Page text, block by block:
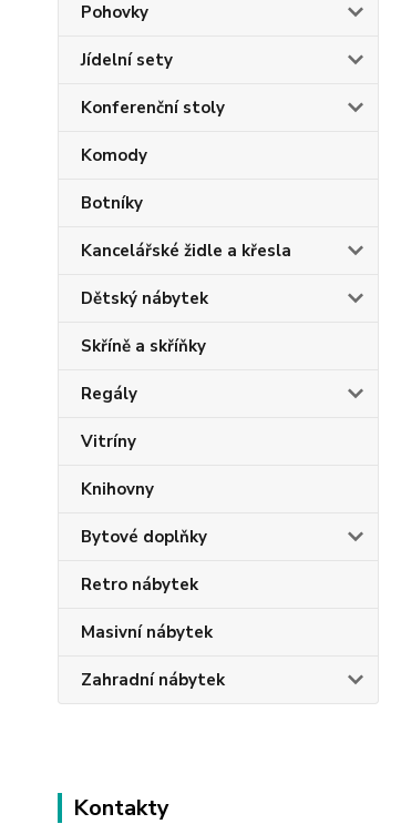
Pohovky
Jídelní sety
Konferenční stoly
Komody
Botníky
Kancelářské židle a křesla
Dětský nábytek
Skříně a skříňky
Regály
Vitríny
Knihovny
Bytové doplňky
Retro nábytek
Masivní nábytek
Zahradní nábytek
Kontakty